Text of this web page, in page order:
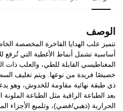
الوصف
تتميز علب الهدايا الفاخرة المخصصة
أساسية تشمل أنماط الأغطية التي تُرفع
المغناطيسي القابلة للطي، والعلب ذات
خصيصًا فريدة من نوعها. ويتم تغليف
ذي طبقة نهائية مقاومة للخدوش، وهو
بعد الطباعة الراقية مثل الطباعة الملونة
الحرارية (ذهبي/فضي)، وتلميع الأجزاء